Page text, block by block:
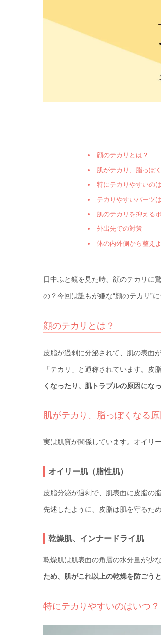
顔のテカリとは？
肌がテカり、脂っぽ
特にテカりやすいの
テカりやすいパーツ
肌のテカリを抑える
外出先での対策
体の内外側から整え
日中ふと鏡を見た時、顔のテカリに
の？今回は誰もが嫌な“顔のテカリ”
顔のテカリとは？
皮脂が過剰に分泌されて、肌の表面
「テカリ」と通称されています。
くなったり、肌トラブルの原因にな
肌がテカり、脂っぽくなる原
実は肌質が関係しています。オイリ
オイリー肌（脂性肌）
皮脂分泌が過剰で、肌表面に皮脂の
先述したように、皮脂は肌を守るた
乾燥肌、インナードライ肌
乾燥肌は肌表面の角層の水分量が少
ため、肌がこれ以上の乾燥を防ごう
特にテカりやすいのはいつ？